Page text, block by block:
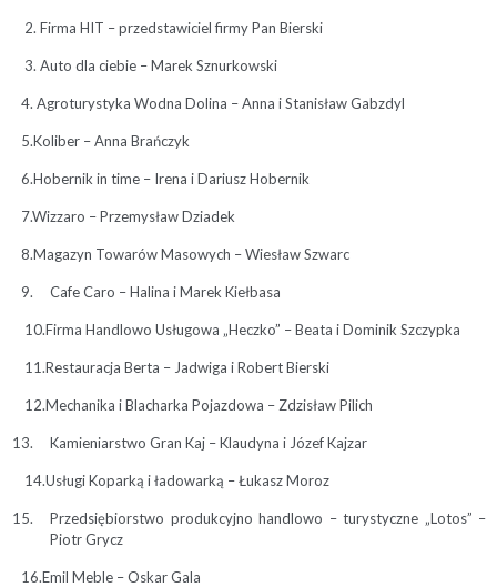
2. Firma HIT – przedstawiciel firmy Pan Bierski
3. Auto dla ciebie – Marek Sznurkowski
4. Agroturystyka Wodna Dolina – Anna i Stanisław Gabzdyl
5.Koliber – Anna Brańczyk
6.Hobernik in time – Irena i Dariusz Hobernik
7.Wizzaro – Przemysław Dziadek
8.Magazyn Towarów Masowych – Wiesław Szwarc
Cafe Caro – Halina i Marek Kiełbasa
10.Firma Handlowo Usługowa „Heczko” – Beata i Dominik Szczypka
11.Restauracja Berta – Jadwiga i Robert Bierski
12.Mechanika i Blacharka Pojazdowa – Zdzisław Pilich
Kamieniarstwo Gran Kaj – Klaudyna i Józef Kajzar
14.Usługi Koparką i ładowarką – Łukasz Moroz
Przedsiębiorstwo produkcyjno handlowo – turystyczne „Lotos” –
Piotr Grycz
16.Emil Meble – Oskar Gala